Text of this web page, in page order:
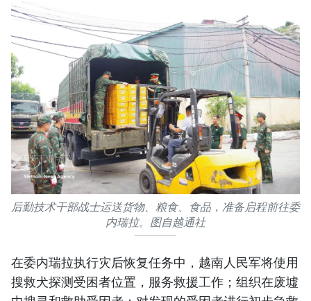
后勤技术干部战士运送货物、粮食、食品，准备启程前往委
内瑞拉。图自越通社
在委内瑞拉执行灾后恢复任务中，越南人民军将使用
搜救犬探测受困者位置，服务救援工作；组织在废墟